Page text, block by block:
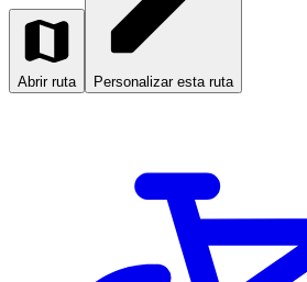
Abrir ruta Personalizar esta ruta